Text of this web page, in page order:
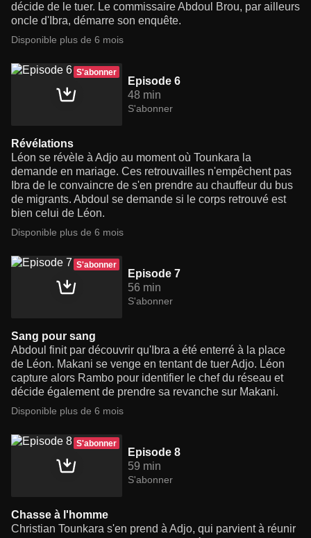
décide de le tuer. Le commissaire Abdoul Brou, par ailleurs
oncle d'Ibra, démarre son enquête.
Disponible plus de 6 mois
S'abonner
Episode 6
48 min
S'abonner
Révélations
Léon se révèle à Adjo au moment où Tounkara la
demande en mariage. Ces retrouvailles n'empêchent pas
Ibra de le convaincre de s'en prendre au chauffeur du bus
de migrants. Abdoul se demande si le corps retrouvé est
bien celui de Léon.
Disponible plus de 6 mois
S'abonner
Episode 7
56 min
S'abonner
Sang pour sang
Abdoul finit par découvrir qu'Ibra a été enterré à la place
de Léon. Makani se venge en tentant de tuer Adjo. Léon
capture alors Rambo pour identifier le chef du réseau et
décide également de prendre sa revanche sur Makani.
Disponible plus de 6 mois
S'abonner
Episode 8
59 min
S'abonner
Chasse à l'homme
Christian Tounkara s'en prend à Adjo, qui parvient à réunir